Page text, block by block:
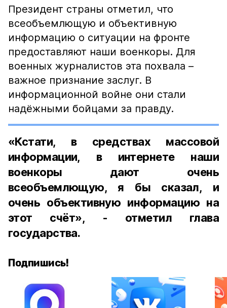
Президент страны отметил, что
всеобъемлющую и объективную
информацию о ситуации на фронте
предоставляют наши военкоры. Для
военных журналистов эта похвала –
важное признание заслуг. В
информационной войне они стали
надёжными бойцами за правду.
«Кстати, в средствах массовой
информации, в интернете наши
военкоры дают очень
всеобъемлющую, я бы сказал, и
очень объективную информацию на
этот счёт», - отметил глава
государства.
Подпишись!